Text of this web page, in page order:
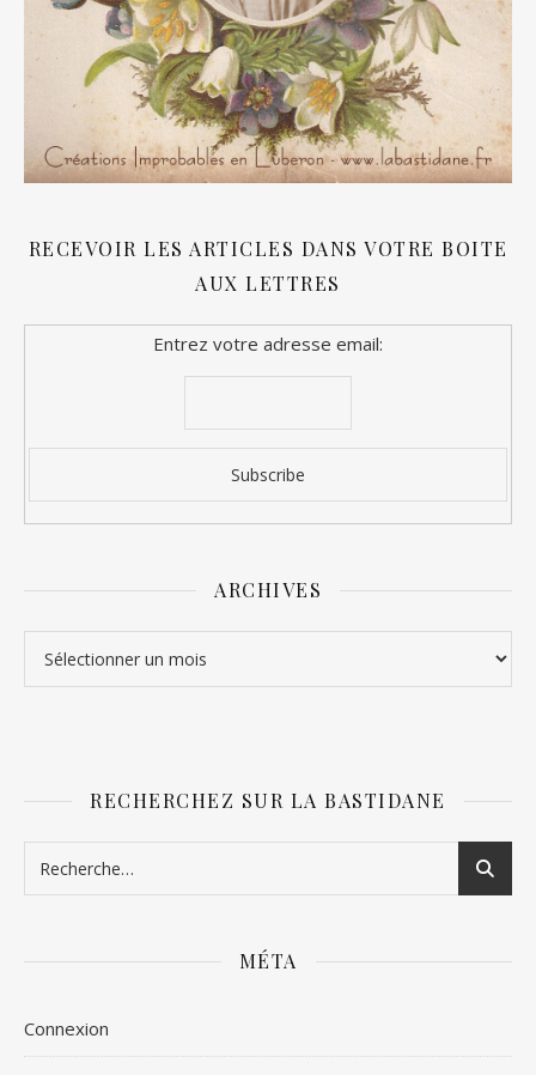
RECEVOIR LES ARTICLES DANS VOTRE BOITE
AUX LETTRES
Entrez votre adresse email:
ARCHIVES
RECHERCHEZ SUR LA BASTIDANE
MÉTA
Connexion